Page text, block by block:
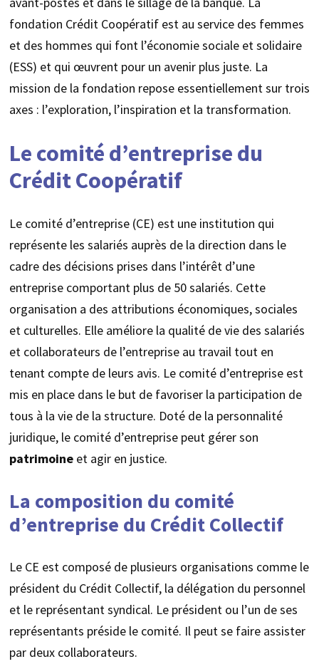
fondation Crédit Coopératif est au service des femmes
et des hommes qui font l’économie sociale et solidaire
(ESS) et qui œuvrent pour un avenir plus juste. La
mission de la fondation repose essentiellement sur trois
axes : l’exploration, l’inspiration et la transformation.
Le comité d’entreprise du
Crédit Coopératif
Le comité d’entreprise (CE) est une institution qui
représente les salariés auprès de la direction dans le
cadre des décisions prises dans l’intérêt d’une
entreprise comportant plus de 50 salariés. Cette
organisation a des attributions économiques, sociales
et culturelles. Elle améliore la qualité de vie des salariés
et collaborateurs de l’entreprise au travail tout en
tenant compte de leurs avis. Le comité d’entreprise est
mis en place dans le but de favoriser la participation de
tous à la vie de la structure. Doté de la personnalité
juridique, le comité d’entreprise peut gérer son
patrimoine et agir en justice.
La composition du comité
d’entreprise du Crédit Collectif
Le CE est composé de plusieurs organisations comme le
président du Crédit Collectif, la délégation du personnel
et le représentant syndical. Le président ou l’un de ses
représentants préside le comité. Il peut se faire assister
par deux collaborateurs.